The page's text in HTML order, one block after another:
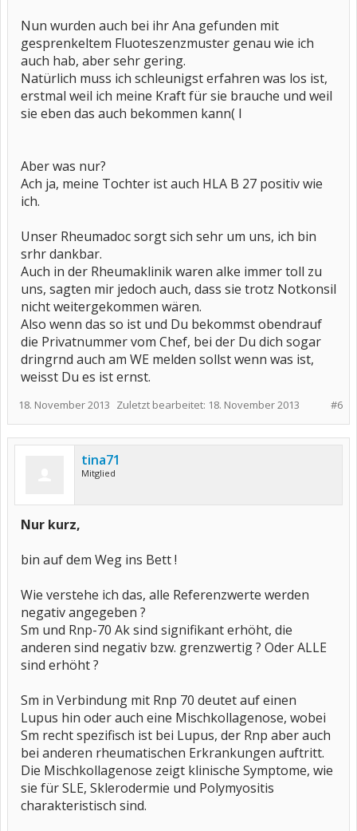
Nun wurden auch bei ihr Ana gefunden mit
gesprenkeltem Fluoteszenzmuster genau wie ich
auch hab, aber sehr gering.
Natürlich muss ich schleunigst erfahren was los ist,
erstmal weil ich meine Kraft für sie brauche und weil
sie eben das auch bekommen kann( l
Aber was nur?
Ach ja, meine Tochter ist auch HLA B 27 positiv wie
ich.
Unser Rheumadoc sorgt sich sehr um uns, ich bin
srhr dankbar.
Auch in der Rheumaklinik waren alke immer toll zu
uns, sagten mir jedoch auch, dass sie trotz Notkonsil
nicht weitergekommen wären.
Also wenn das so ist und Du bekommst obendrauf
die Privatnummer vom Chef, bei der Du dich sogar
dringrnd auch am WE melden sollst wenn was ist,
weisst Du es ist ernst.
#6
18. November 2013 Zuletzt bearbeitet: 18. November 2013
tina71
Mitglied
Nur kurz,
bin auf dem Weg ins Bett !
Wie verstehe ich das, alle Referenzwerte werden
negativ angegeben ?
Sm und Rnp-70 Ak sind signifikant erhöht, die
anderen sind negativ bzw. grenzwertig ? Oder ALLE
sind erhöht ?
Sm in Verbindung mit Rnp 70 deutet auf einen
Lupus hin oder auch eine Mischkollagenose, wobei
Sm recht spezifisch ist bei Lupus, der Rnp aber auch
bei anderen rheumatischen Erkrankungen auftritt.
Die Mischkollagenose zeigt klinische Symptome, wie
sie für SLE, Sklerodermie und Polymyositis
charakteristisch sind.